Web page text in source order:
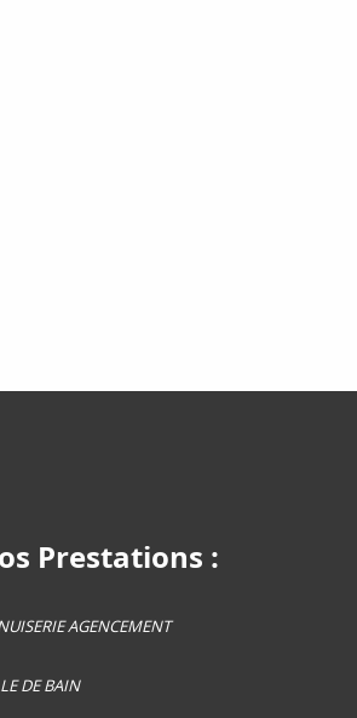
Prestations :
AGENCEMENT
DE BAIN